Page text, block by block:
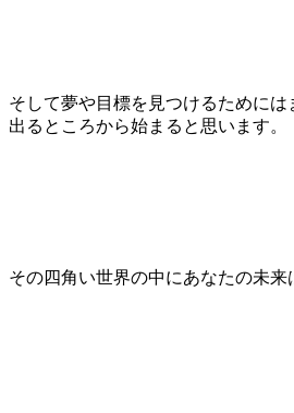
そして夢や目標を見つけるために
出るところから始まると思います。
その四角い世界の中にあなたの未来